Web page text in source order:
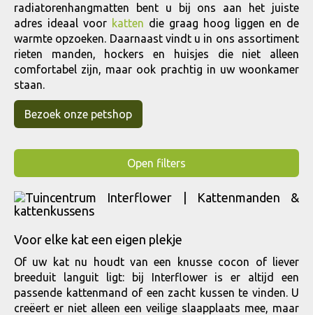
radiatorenhangmatten bent u bij ons aan het juiste
adres ideaal voor katten die graag hoog liggen en de
warmte opzoeken. Daarnaast vindt u in ons assortiment
rieten manden, hockers en huisjes die niet alleen
comfortabel zijn, maar ook prachtig in uw woonkamer
staan.
Bezoek onze petshop
Open filters
Voor elke kat een eigen plekje
Of uw kat nu houdt van een knusse cocon of liever
breeduit languit ligt: bij Interflower is er altijd een
passende kattenmand of een zacht kussen te vinden. U
creëert er niet alleen een veilige slaapplaats mee, maar